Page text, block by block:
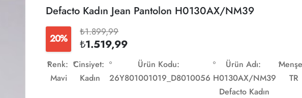
Defacto Kadın Jean Pantolon H0130AX/NM39
20%
₺1.899,99
₺1.519,99
Renk:
Mavi
Cinsiyet:
Kadın
Ürün Kodu:
26Y801001019_D8010056
Ürün Adı:
H0130AX/NM39
Defacto Kadın
TR